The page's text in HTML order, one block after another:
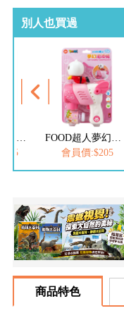
別人也買過
會員價:$205
商品特色